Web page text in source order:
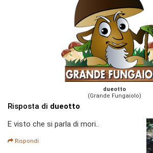
dueotto
(Grande Fungaiolo)
Risposta di dueotto
E visto che si parla di mori..
Rispondi